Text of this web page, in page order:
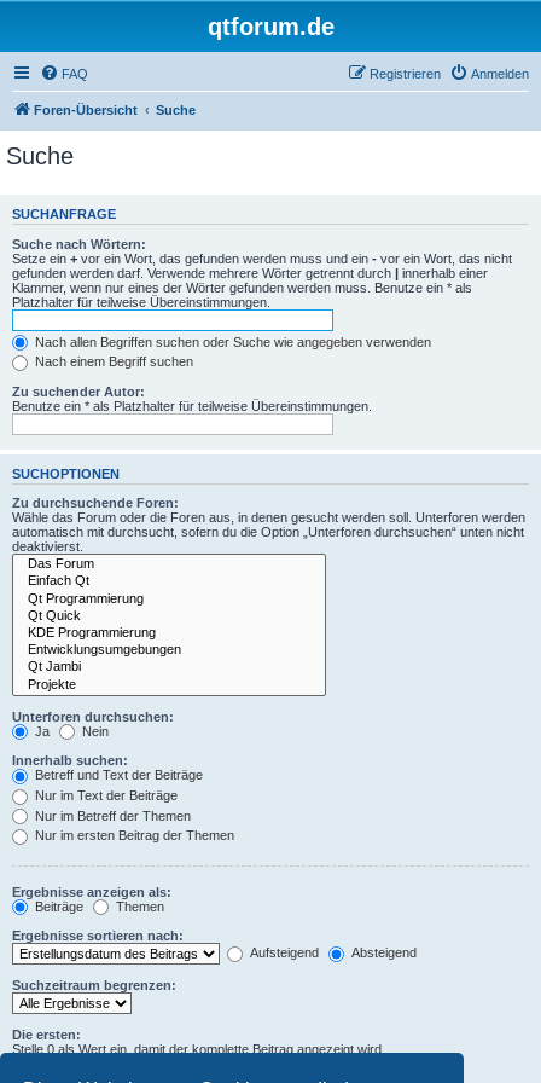
qtforum.de
FAQ Anmelden
Registrieren
Foren-Übersicht Suche
Suche
SUCHANFRAGE
Suche nach Wörtern:
Setze ein + vor ein Wort, das gefunden werden muss und ein - vor ein Wort, das nicht
gefunden werden darf. Verwende mehrere Wörter getrennt durch | innerhalb einer
Klammer, wenn nur eines der Wörter gefunden werden muss. Benutze ein * als
Platzhalter für teilweise Übereinstimmungen.
Nach allen Begriffen suchen oder Suche wie angegeben verwenden
Nach einem Begriff suchen
Zu suchender Autor:
Benutze ein * als Platzhalter für teilweise Übereinstimmungen.
SUCHOPTIONEN
Zu durchsuchende Foren:
Wähle das Forum oder die Foren aus, in denen gesucht werden soll. Unterforen werden
automatisch mit durchsucht, sofern du die Option „Unterforen durchsuchen“ unten nicht
deaktivierst.
Unterforen durchsuchen:
Ja
Nein
Innerhalb suchen:
Betreff und Text der Beiträge
Nur im Text der Beiträge
Nur im Betreff der Themen
Nur im ersten Beitrag der Themen
Ergebnisse anzeigen als:
Beiträge
Themen
Ergebnisse sortieren nach:
Aufsteigend
Absteigend
Suchzeitraum begrenzen:
Die ersten:
Stelle 0 als Wert ein, damit der komplette Beitrag angezeigt wird.